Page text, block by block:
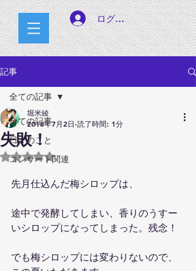
ログイン
記事
全ての記事
日々のこと
コンサート関連
全ての記事
失敗！
堀米綾
2018年7月2日 読了時間: 1分
5つ星のうちNaNと評価されています。
先月仕込んだ梅シロップは、
途中で発酵してしまい、香りのうすー
いシロップになってしまった。残念！
でも梅シロップには変わりないので、